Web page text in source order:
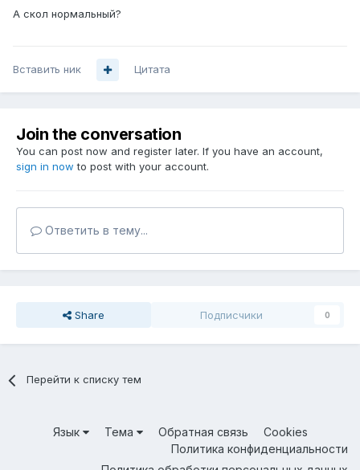
А скол нормальный?
Вставить ник Цитата
Join the conversation
You can post now and register later. If you have an account,
sign in now to post with your account.
Ответить в тему...
Share Подписчики 0
Перейти к списку тем
Язык Тема Обратная связь
Cookies
Политика конфиденциальности